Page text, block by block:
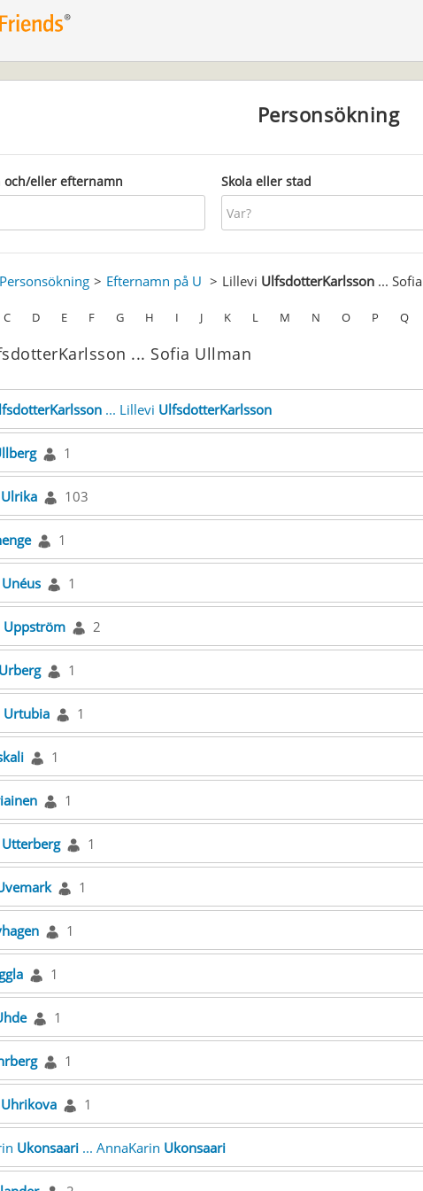
Personsökning
och/eller efternamn Skola eller stad
Personsökning Efternamn på U Lillevi UlfsdotterKarlsson... Sofia
C D E F G H I J K L M N O P Q
... Sofia Ullman
... Lillevi UlfsdotterKarlsson
1
Ulrika 103
1
Unéus 1
Uppström 2
Urberg 1
Urtubia 1
1
1
Utterberg 1
1
1
1
1
1
Uhrikova 1
Ukonsaari... AnnaKarin Ukonsaari